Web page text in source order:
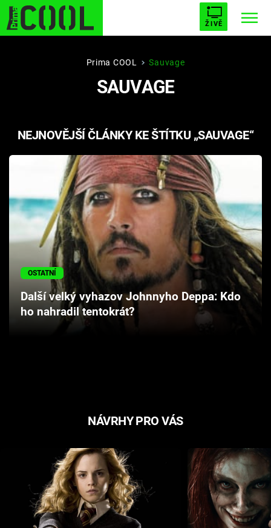
ŽIVĚ
STARHOUSE BUFFY, PŘEMOŽITELKA UPÍRŮ
PLNEJ KOTEL AVENGERS 5
Témata
Filmy
Seriály
Cool Esport
Pořady
Prima COOL Sauvage
SAUVAGE
NEJNOVĚJŠÍ ČLÁNKY KE ŠTÍTKU „SAUVAGE“
OSTATNÍ
Další velký vyhazov Johnnyho Deppa: Kdo
ho nahradil tentokrát?
NÁVRHY PRO VÁS